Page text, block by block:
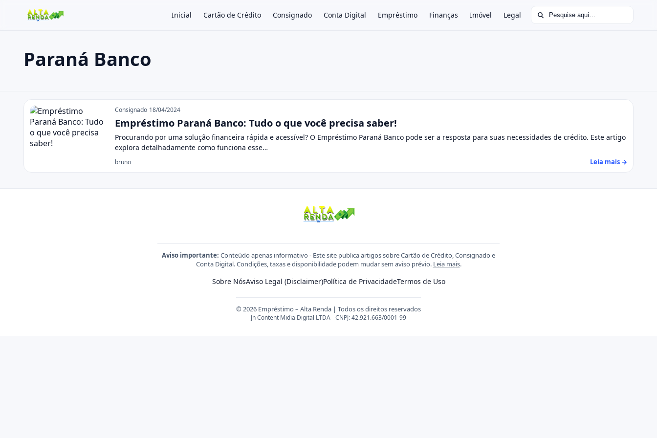
Inicial Cartão de Crédito Consignado Conta Digital Empréstimo Finanças Imóvel Legal Buscar por:
Buscar no site
Pressione Enter para buscar ou ESC para fechar.
Paraná Banco
Paraná Banco Consignado 18/04/2024
Empréstimo Paraná Banco: Tudo o que você precisa saber!
Procurando por uma solução financeira rápida e acessível? O Empréstimo Paraná Banco pode ser a resposta para suas necessidades de crédito. Este artigo
explora detalhadamente como funciona esse…
bruno Leia mais →
Aviso importante: Conteúdo apenas informativo - Este site publica artigos sobre Cartão de Crédito, Consignado e
Conta Digital. Condições, taxas e disponibilidade podem mudar sem aviso prévio. Leia mais.
Sobre NósAviso Legal (Disclaimer)Política de PrivacidadeTermos de Uso
© 2026 Empréstimo – Alta Renda | Todos os direitos reservados
Jn Content Midia Digital LTDA - CNPJ: 42.921.663/0001-99